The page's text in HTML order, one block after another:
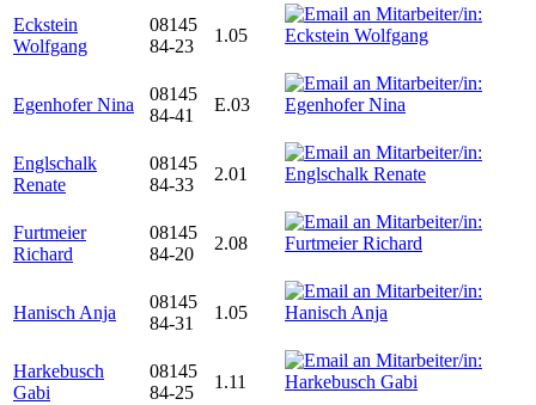
Eckstein
Wolfgang
08145
84-23
1.05
Egenhofer Nina
08145
84-41
E.03
Englschalk
Renate
08145
84-33
2.01
Furtmeier
Richard
08145
84-20
2.08
Hanisch Anja
08145
84-31
1.05
Harkebusch
Gabi
08145
84-25
1.11